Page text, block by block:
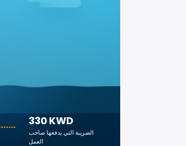
330 KWD
الضريبة التي يدفعها صاحب
العمل